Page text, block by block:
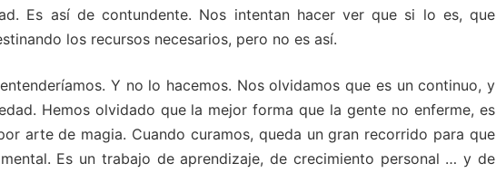
Es así de contundente. Nos intentan hacer ver que si lo es, que
los recursos necesarios, pero no es así.
Y no lo hacemos. Nos olvidamos que es un continuo, y
Hemos olvidado que la mejor forma que la gente no enferme, es
arte de magia. Cuando curamos, queda un gran recorrido para que
Es un trabajo de aprendizaje, de crecimiento personal … y de